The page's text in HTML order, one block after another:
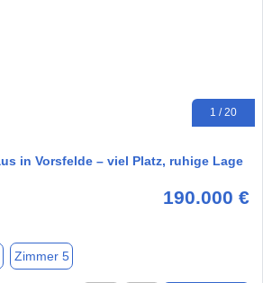
1 / 20
in Vorsfelde – viel Platz, ruhige Lage
190.000 €
Zimmer 5